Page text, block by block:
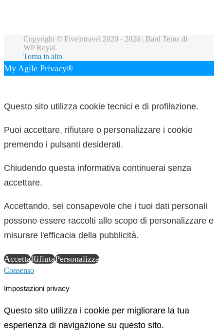
Copyright © Fiveintravel 2020 - 2026 | Bard Tema di
WP Royal.
Torna in alto
My Agile Privacy®
Questo sito utilizza cookie tecnici e di profilazione.
Puoi accettare, rifiutare o personalizzare i cookie
premendo i pulsanti desiderati.
Chiudendo questa informativa continuerai senza
accettare.
Accettando, sei consapevole che i tuoi dati personali
possono essere raccolti allo scopo di personalizzare e
misurare l'efficacia della pubblicità.
AccettaRifiutaPersonalizza
Consenso
Impostazioni privacy
Questo sito utilizza i cookie per migliorare la tua
esperienza di navigazione su questo sito.